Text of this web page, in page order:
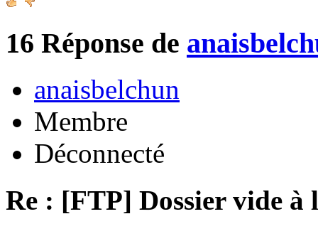
16 Réponse de
anaisbelchun
Membre
Déconnecté
Re : [FTP] Dossier vide à